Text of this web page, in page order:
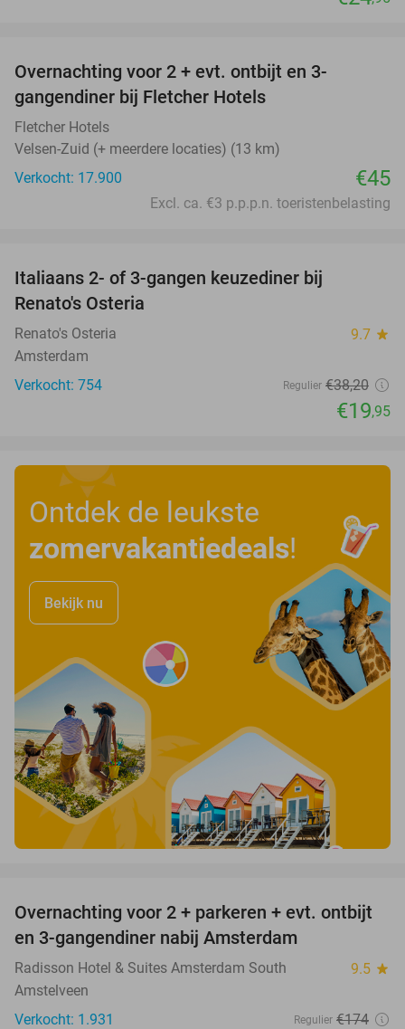
Overnachting voor 2 + evt. ontbijt en 3-
gangendiner bij Fletcher Hotels
Fletcher Hotels
Velsen-Zuid (+ meerdere locaties) (13 km)
Verkocht: 17.900
€45
Excl. ca. €3 p.p.p.n. toeristenbelasting
Italiaans 2- of 3-gangen keuzediner bij
Renato's Osteria
Renato's Osteria 9.7 star
Amsterdam
Verkocht: 754
Regulier €38,20
€19,95
Ontdek de leukste
zomervakantiedeals!
Bekijk nu
51%
Overnachting voor 2 + parkeren + evt. ontbijt
en 3-gangendiner nabij Amsterdam
Radisson Hotel & Suites Amsterdam South 9.5 star
Amstelveen
Verkocht: 1.931
Regulier €174